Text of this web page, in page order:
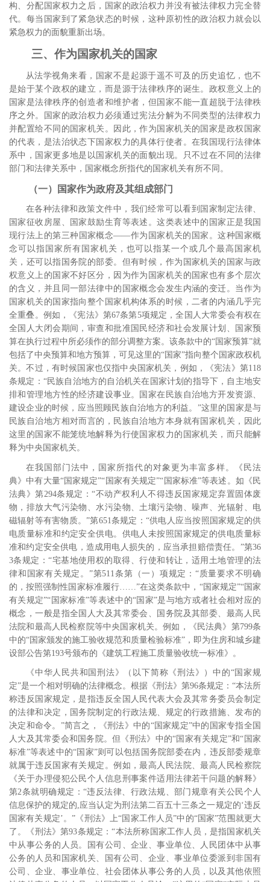
构、分配国家权力之后，国家的政治权力并没有被法律权力完全替
代。每当国家到了紧急状态的时候，这种原初性的政治权力就会以
紧急权力的面貌重新出场。
三、作为国家机关的国家
从法学视角来看，国家不是起源于遥不可及的历史追忆，也不
是始于某个政权的建立，而是源于法律秩序的诞生。政权意义上的
国家是法律秩序的创造者和维护者，但国家不能一直超脱于法律秩
序之外。国家的政治权力必须通过宪法分解为不同类型的法律权力
并配置给不同的国家机关。因此，作为国家机关的国家是政权国家
的代表，是法治状态下国家权力的具体行使者。在我国现行法律体
系中，国家更多地是以国家机关的面貌出现。只不过在不同的法律
部门和法律关系中，国家概念所指代的国家机关有所不同。
（一）国家作为政府及其组成部门
在各种法律和政策文件中，我们经常可以看到国家制定法律、
国家征收房屋、国家鼓励生育等表述。这类表述中的国家正是我国
现行法上的第三种国家概念――作为国家机关的国家。这种国家概
念可以指国家所有国家机关，也可以指某一个或几个最高国家机
关，还可以指国务院的部委。但有时候，作为国家机关的国家与政
权意义上的国家不好区分，因为作为国家机关的国家也有多个层次
的含义，并且同一部法律中的国家概念会发生内涵的变迁。当作为
国家机关的国家指向整个国家机构体系的时候，二者的内涵几乎完
全重叠。例如，《宪法》第67条第5项规定，全国人大常委会有权在
全国人大闭会期间，审查和批准国民经济和社会发展计划、国家预
算在执行过程中所必须作的部分调整方案。该条款中的“国家预算”就
包括了中央预算和地方预算，可见这里的“国家”指向整个国家政权机
关。不过，有时候国家也仅指中央国家机关，例如，《宪法》第118
条规定：“民族自治地方的自治机关在国家计划的指导下，自主地安
排和管理地方性的经济建设事业。国家在民族自治地方开发资源、
建设企业的时候，应当照顾民族自治地方的利益。”这里的国家是与
民族自治地方相对而言的，民族自治地方本身就有国家机关，因此
这里的国家不能笼统地解释为行使国家权力的国家机关，而只能解
释为中央国家机关。
在我国部门法中，国家所指代的对象更为丰富多样。《民法
典》中有大量“国家规定”“国家有关规定”“国家标准”等表述。如《民
法典》第294条规定：“不动产权利人不得违反国家规定弃置固体废
物，排放大气污染物、水污染物、土壤污染物、噪声、光辐射、电
磁辐射等有害物质。”第651条规定：“供电人应当按照国家规定的供
电质量标准和约定安全供电。供电人未按照国家规定的供电质量标
准和约定安全供电，造成用电人损失的，应当承担赔偿责任。”第36
3条规定：“宅基地使用权的取得、行使和转让，适用土地管理的法
律和国家有关规定。”第511 条第（一）项规定：“质量要求不明确
的，按照强制性国家标准履行……”在这类条款中，“国家规定”“国家
有关规定”“国家标准”等表述中的“国家”是与地方或者社会相对应的
概念，一般是指全国人大及其常委会、国务院及其部委、最高人民
法院和最高人民检察院等中央国家机关。例如，《民法典》第799条
中的“国家颁发的施工验收规范和质量检验标准”，即为住房和城乡建
设部公告第193号颁布的《建筑工程施工质量验收统一标准》。
《中华人民共和国刑法》（以下简称《刑法》）中的“国家规
定”是一个相对明确的法律概念。根据《刑法》第96条规定：“本法所
称违反国家规定，是指违反全国人民代表大会及其常务委员会制定
的法律和决定，国务院制定的行政法规、规定的行政措施、发布的
决定和命令。”简言之，《刑法》中的“国家规定”中的国家专指全国
人大及其常委会和国务院。但《刑法》中的“国家有关规定”和“国家
标准”等表述中的“国家”则可以包括国务院部委在内，违反部委规章
就属于违反国家有关规定。例如，最高人民法院、最高人民检察院
《关于办理侵犯公民个人信息刑事案件适用法律若干问题的解释》
第2条就明确规定：“违反法律、行政法规、部门规章有关公民个人
信息保护的规定的,应当认定为刑法第二百五十三条之一规定的‘违反
国家有关规定’。”《刑法》上“国家工作人员”中的“国家”范围就更大
了。《刑法》第93条规定：“本法所称国家工作人员，是指国家机关
中从事公务的人员。国有公司、企业、事业单位、人民团体中从事
公务的人员和国家机关、国有公司、企业、事业单位委派到非国有
公司、企业、事业单位、社会团体从事公务的人员，以及其他依照